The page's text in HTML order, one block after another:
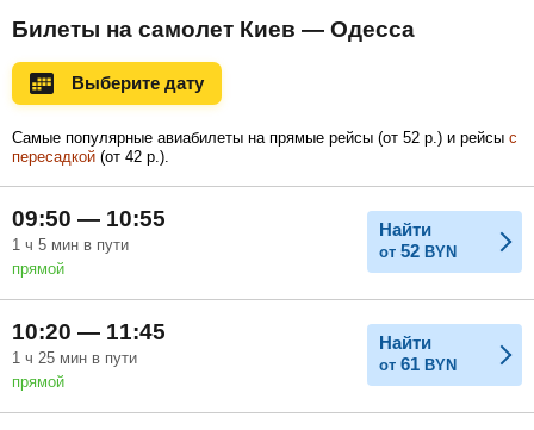
Сентябрь
Ноябрь
Билеты на самолет Киев — Одесса
Выберите дату
Самые популярные авиабилеты на прямые рейсы (от 52 р. ) и рейсы с
пересадкой (от 42 р. ).
09:50 — 10:55
1 ч 5 мин в пути
прямой
Найти
от 52 BYN
10:20 — 11:45
1 ч 25 мин в пути
прямой
Найти
от 61 BYN